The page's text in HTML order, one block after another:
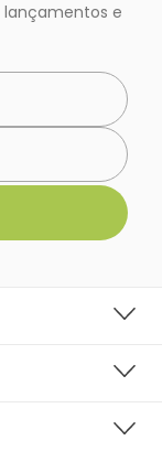
lançamentos e